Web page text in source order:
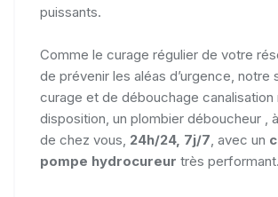
puissants.
Comme le curage régulier de votre
de prévenir les aléas d’urgence, notre
curage et de débouchage canalisation
disposition, un plombier déboucheur ,
de chez vous, 24h/24, 7j/7, avec un
pompe hydrocureur très performant.